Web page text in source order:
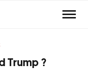
Trump ?